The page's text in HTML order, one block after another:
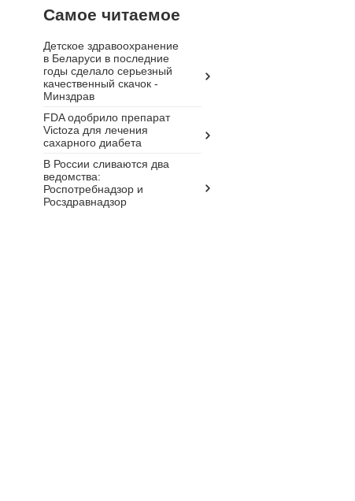
Самое читаемое
Детское здравоохранение
в Беларуси в последние
годы сделало серьезный
качественный скачок -
Минздрав
FDA одобрило препарат
Victoza для лечения
сахарного диабета
В России сливаются два
ведомства:
Роспотребнадзор и
Росздравнадзор